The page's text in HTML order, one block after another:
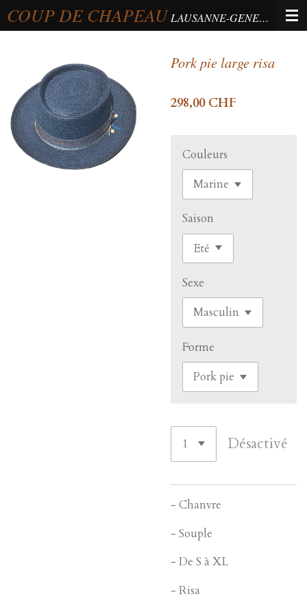
Passer
au
principal
COUP DE CHAPEAU LAUSANNE-GENEVA-BERNE
Pork pie large risa
298,00 CHF
Couleurs
Saison
Sexe
Forme
Désactivé
- Chanvre
- Souple
- De S à XL
- Risa